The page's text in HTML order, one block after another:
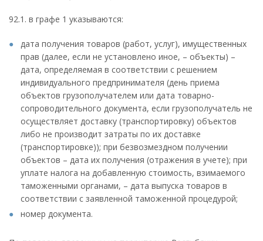
92.1. в графе 1 указываются:
дата получения товаров (работ, услуг), имущественных
прав (далее, если не установлено иное, – объекты) –
дата, определяемая в соответствии с решением
индивидуального предпринимателя (день приема
объектов грузополучателем или дата товарно-
сопроводительного документа, если грузополучатель не
осуществляет доставку (транспортировку) объектов
либо не производит затраты по их доставке
(транспортировке)); при безвозмездном получении
объектов – дата их получения (отражения в учете); при
уплате налога на добавленную стоимость, взимаемого
таможенными органами, – дата выпуска товаров в
соответствии с заявленной таможенной процедурой;
номер документа.